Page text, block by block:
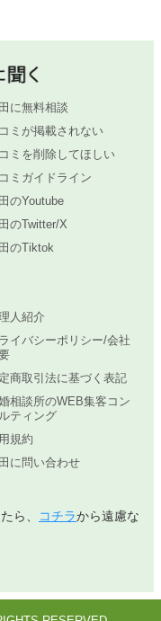
に無料相談
ミが掲載されない
ミを削除してほしい
ミガイドライン
のYoutube
のTwitter/X
のTiktok
人紹介
イバシーポリシー/会社
商取引法に基づく表記
相談所のWEB集客コン
ティング
規約
に問い合わせ
ら、 コチラから遠慮な